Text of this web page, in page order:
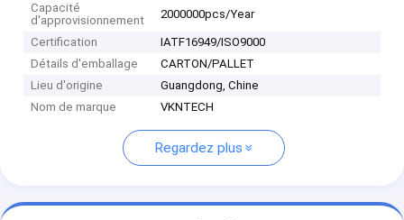
Capacité
d'approvisionnement
2000000pcs/Year
Certification
IATF16949/ISO9000
Détails d'emballage
CARTON/PALLET
Lieu d'origine
Guangdong, Chine
Nom de marque
VKNTECH
Regardez plus